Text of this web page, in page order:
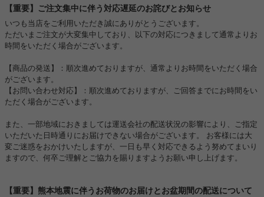
【重要】ご注文集中に伴う対応遅延のお詫びとお知らせ
いつも当店をご利用いただき誠にありがとうございます。
ただいまご注文が大変集中しており、以下の対応につきまして通常よりお
時間をいただく場合がございます。
【商品の発送】：順次進めておりますが、通常よりお時間をいただく場合
がございます。
【お問い合わせ対応】：順次進めておりますが、ご回答までにお時間をい
ただく場合がございます。
また、一部地域におきましては運送会社の配送状況の影響により、ご指定
いただいた日時通りにお届けできない場合がございます。 お客様には大
変ご迷惑をおかけいたしますが、一日も早く対応できるよう努めてまいり
ますので、何卒ご理解とご協力を賜りますようお願い申し上げます。
【重要】熊本地震に伴うお荷物のお届けとお盆期間の配送について